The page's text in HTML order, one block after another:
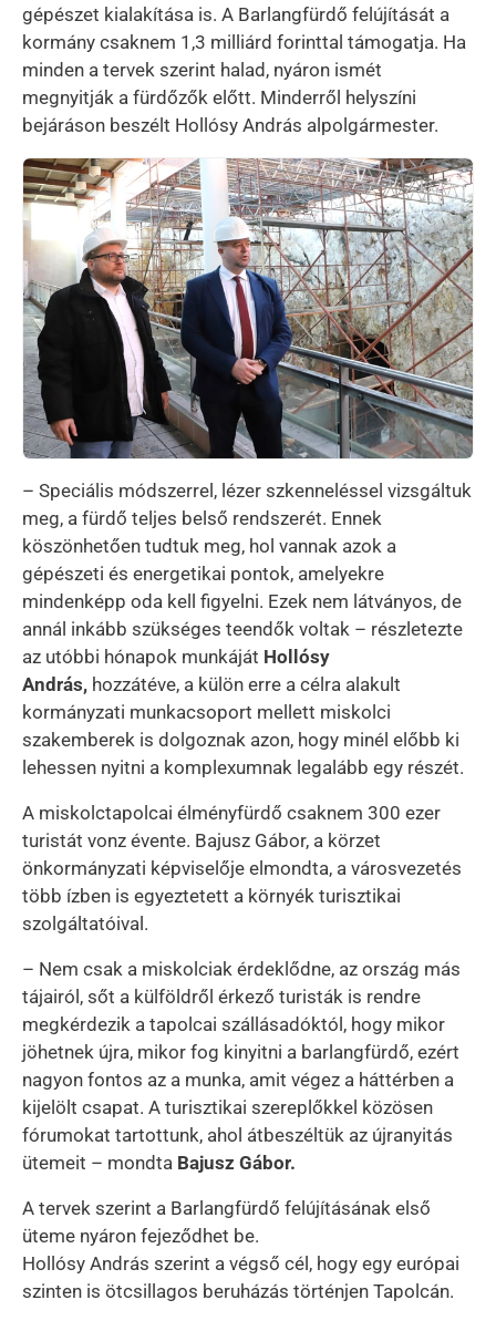
gépészet kialakítása is. A Barlangfürdő felújítását a
kormány csaknem 1,3 milliárd forinttal támogatja. Ha
minden a tervek szerint halad, nyáron ismét
megnyitják a fürdőzők előtt. Minderről helyszíni
bejáráson beszélt Hollósy András alpolgármester.
Kép
– Speciális módszerrel, lézer szkenneléssel vizsgáltuk
meg, a fürdő teljes belső rendszerét. Ennek
köszönhetően tudtuk meg, hol vannak azok a
gépészeti és energetikai pontok, amelyekre
mindenképp oda kell figyelni. Ezek nem látványos, de
annál inkább szükséges teendők voltak – részletezte
az utóbbi hónapok munkáját Hollósy
András, hozzátéve, a külön erre a célra alakult
kormányzati munkacsoport mellett miskolci
szakemberek is dolgoznak azon, hogy minél előbb ki
lehessen nyitni a komplexumnak legalább egy részét.
A miskolctapolcai élményfürdő csaknem 300 ezer
turistát vonz évente. Bajusz Gábor, a körzet
önkormányzati képviselője elmondta, a városvezetés
több ízben is egyeztetett a környék turisztikai
szolgáltatóival.
– Nem csak a miskolciak érdeklődne, az ország más
tájairól, sőt a külföldről érkező turisták is rendre
megkérdezik a tapolcai szállásadóktól, hogy mikor
jöhetnek újra, mikor fog kinyitni a barlangfürdő, ezért
nagyon fontos az a munka, amit végez a háttérben a
kijelölt csapat. A turisztikai szereplőkkel közösen
fórumokat tartottunk, ahol átbeszéltük az újranyitás
ütemeit – mondta Bajusz Gábor.
A tervek szerint a Barlangfürdő felújításának első
üteme nyáron fejeződhet be.
Hollósy András szerint a végső cél, hogy egy európai
szinten is ötcsillagos beruházás történjen Tapolcán.